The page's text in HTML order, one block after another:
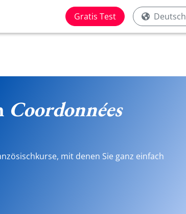
Gratis Test Deutsch
Coordonnées
mit denen Sie ganz einfach